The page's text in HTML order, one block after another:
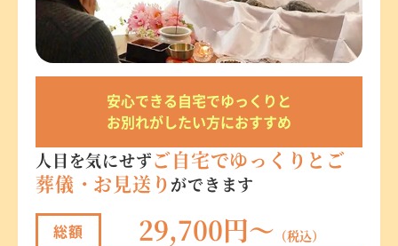
安心できる自宅でゆっくりと
お別れがしたい方におすすめ
人目を気にせずご自宅でゆっくりとご
葬儀・お見送り ができます
総額 29,700円～ （税込）